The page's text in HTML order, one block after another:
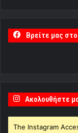
Βρείτε μας
Ακολουθήστε
The Instagram